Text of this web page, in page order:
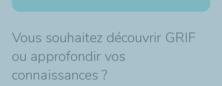
Vous souhaitez découvrir GRIF
ou approfondir vos
connaissances ?